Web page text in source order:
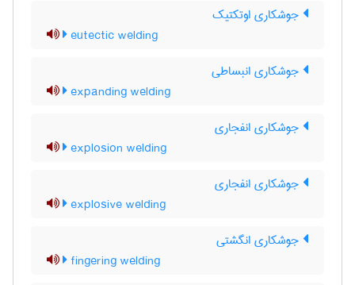
جوشکاری اوتکتیک
eutectic welding
جوشکاری انبساطی
expanding welding
جوشکاری انفجاری
explosion welding
جوشکاری انفجاری
explosive welding
جوشکاری انگشتی
fingering welding